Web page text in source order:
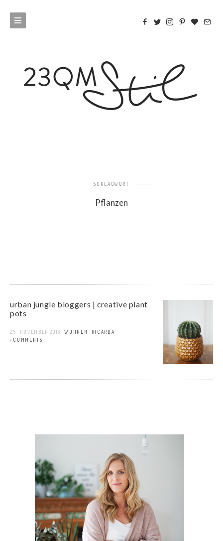
SCHLAGWORT
Pflanzen
urban jungle bloggers | creative plant
pots
25. NOVEMBER 2016 WOHNEN
RICARDA
5 COMMENTS